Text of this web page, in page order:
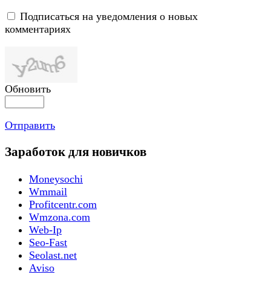
Подписаться на уведомления о новых
комментариях
Обновить
Отправить
Заработок для новичков
Moneysochi
Wmmail
Profitcentr.com
Wmzona.com
Web-Ip
Seo-Fast
Seolast.net
Aviso